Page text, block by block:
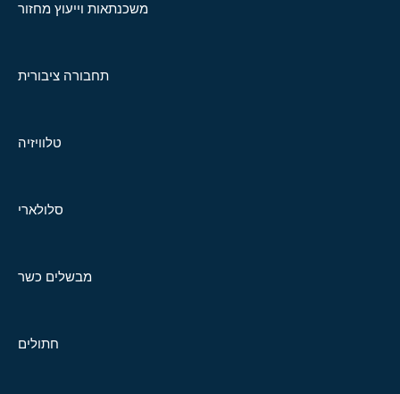
משכנתאות וייעוץ מחזור
תחבורה ציבורית
טלוויזיה
סלולארי
מבשלים כשר
חתולים